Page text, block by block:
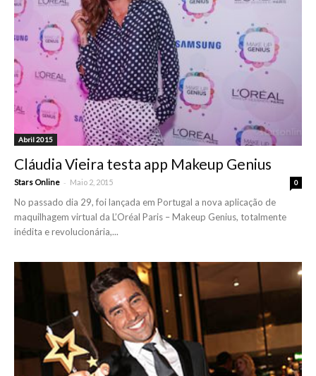
Abril 2015
Cláudia Vieira testa app Makeup Genius
Stars Online - Maio 2, 2015 0
No passado dia 29, foi lançada em Portugal a nova aplicação de
maquilhagem virtual da L’Oréal Paris – Makeup Genius, totalmente
inédita e revolucionária,...